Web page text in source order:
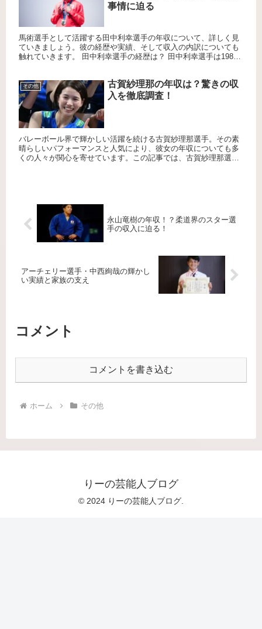
事情に迫る
馬術選手として活躍する田中利幸選手の年収について、詳しく見
ていきましょう。彼の経歴や実績、そして収入の内訳についても
触れていきます。 田中利幸選手の経歴は？ 田中利幸選手は1985
その他
古賀紗理那の年収は？驚きの収
入を徹底調査！
バレーボール界で輝かしい活躍を続ける古賀紗理那選手。その素
晴らしいパフォーマンスと人気により、彼女の年収についても多
くの人々が関心を寄せています。この記事では、古賀紗理那選手
永山竜樹の年収！？柔道界のスター選
手の収入に迫る！
アーチェリー選手・中西絢哉の輝かし
い実績と家族の支え
コメント
コメントを書き込む
ホーム その他
りーの芸能人ブログ
© 2024 りーの芸能人ブログ.